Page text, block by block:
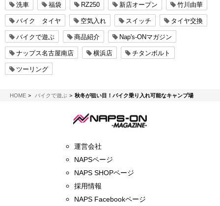
洗車 福袋 RZ250 新店オープン 竹川由華
バイク タイヤ 空気入れ スイッチ タイヤ交換
バイクで遊ぶ 商品紹介 Nap's-ONマガジン
ナップス名古屋南店 横浜店 チタンボルト
ツーリング
HOMENAPS-ON マガジン
バイクで遊ぶ 秋冬が狙い目！バイク乗り入れ可能なキャンプ場
運営会社
NAPSページ
NAPS SHOPページ
採用情報
NAPS Facebookページ